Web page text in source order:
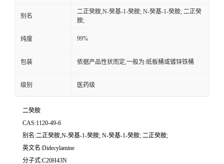
别名
二正癸胺,N-癸基-1-癸胺; N-癸基-1-癸胺; 二正癸
胺;
纯度 99%
包装 依据产品性状而定,一般为:纸板桶或镀锌铁桶
级别 医药级
二癸胺
CAS:1120-49-6
别名:二正癸胺,N-癸基-1-癸胺; N-癸基-1-癸胺; 二正癸胺;
英文名:Didecylamine
分子式:C20H43N